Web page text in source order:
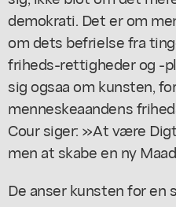
demokrati. Det er om
om dets befrielse fra
friheds-rettigheder og -
sig ogsaa om kunsten,
menneskeaandens
Cour siger: »At være
men at skabe en ny
De anser kunsten for en